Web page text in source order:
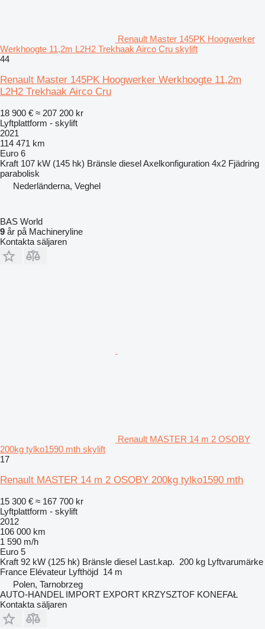
Renault Master 145PK Hoogwerker
Werkhoogte 11,2m L2H2 Trekhaak Airco Cru skylift
44
Renault Master 145PK Hoogwerker Werkhoogte 11,2m
L2H2 Trekhaak Airco Cru
18 900 € ≈ 207 200 kr
Lyftplattform - skylift
2021
114 471 km
Euro 6
Kraft 107 kW (145 hk) Bränsle dieselAxelkonfiguration 4x2 Fjädring
parabolisk
Nederländerna, Veghel
BAS World
9 år på Machineryline
Kontakta säljaren
Renault MASTER 14 m 2 OSOBY
200kg tylko1590 mth skylift
17
Renault MASTER 14 m 2 OSOBY 200kg tylko1590 mth
15 300 € ≈ 167 700 kr
Lyftplattform - skylift
2012
106 000 km
1 590 m/h
Euro 5
Kraft 92 kW (125 hk) Bränsle diesel Last.kap. 200 kg Lyftvarumärke
France Elévateur Lyfthöjd 14 m
Polen, Tarnobrzeg
AUTO-HANDEL IMPORT EXPORT KRZYSZTOF KONEFAŁ
Kontakta säljaren